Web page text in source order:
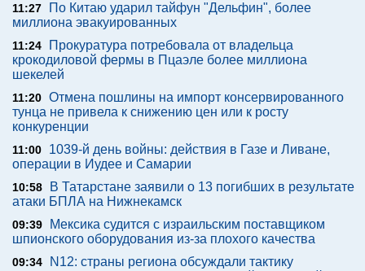
11:27
По Китаю ударил тайфун "Дельфин", более
миллиона эвакуированных
11:24
Прокуратура потребовала от владельца
крокодиловой фермы в Пцаэле более миллиона
шекелей
11:20 Отмена пошлины на импорт консервированного
тунца не привела к снижению цен или к росту
конкуренции
11:00
1039-й день войны: действия в Газе и Ливане,
операции в Иудее и Самарии
10:58
В Татарстане заявили о 13 погибших в результате
атаки БПЛА на Нижнекамск
09:39
Мексика судится с израильским поставщиком
шпионского оборудования из-за плохого качества
09:34
N12: страны региона обсуждали тактику